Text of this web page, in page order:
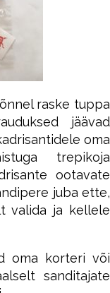
raske tuppa
jäävad
oma
trepikoja
ootavate
juba ette,
valida ja kellele
oma korteri või
sanditajate